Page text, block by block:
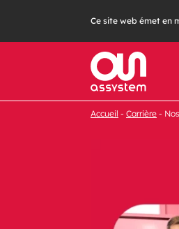
Ce site web émet en
Accueil Carrière